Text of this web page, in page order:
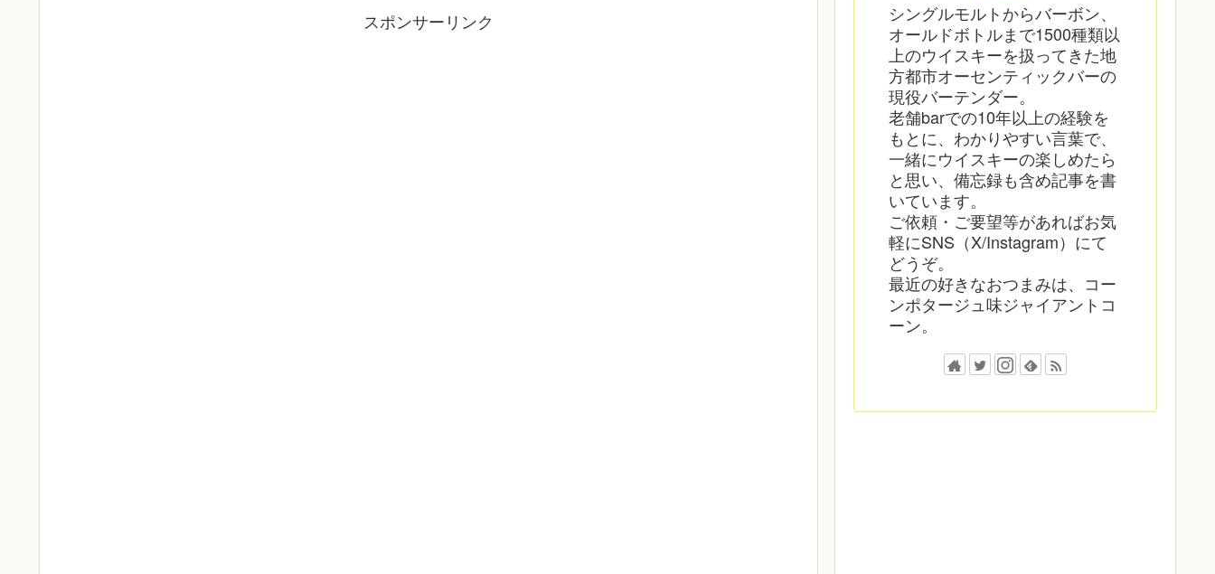
スポンサーリンク
シングルモルトからバーボン、
オールドボトルまで1500種類以
上のウイスキーを扱ってきた地
方都市オーセンティックバーの
現役バーテンダー。
老舗barでの10年以上の経験を
もとに、わかりやすい言葉で、
一緒にウイスキーの楽しめたら
と思い、備忘録も含め記事を書
いています。
ご依頼・ご要望等があればお気
軽にSNS（X/Instagram）にて
どうぞ。
最近の好きなおつまみは、コー
ンポタージュ味ジャイアントコ
ーン。